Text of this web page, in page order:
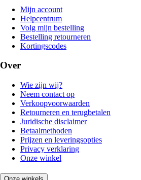
Mijn account
Helpcentrum
Volg mijn bestelling
Bestelling retourneren
Kortingscodes
Over
Wie zijn wij?
Neem contact op
Verkoopvoorwaarden
Retourneren en terugbetalen
Juridische disclaimer
Betaalmethoden
Prijzen en leveringsopties
Privacy verklaring
Onze winkel